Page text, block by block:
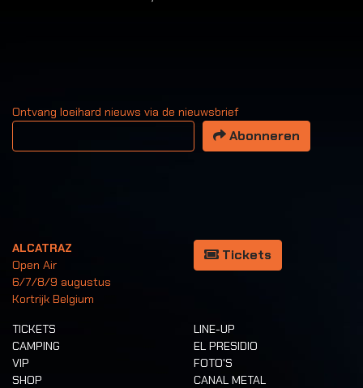
Ontvang loeihard nieuws via de nieuwsbrief
Uw email adres
Abonneren
ALCATRAZ
Open Air
6/7/8/9 augustus
Kortrijk Belgium
Tickets
TICKETS
CAMPING
VIP
SHOP
LINE-UP
EL PRESIDIO
FOTO'S
CANAL METAL